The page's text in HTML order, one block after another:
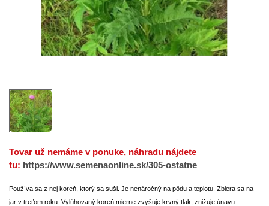
Tovar už nemáme v ponuke, náhradu nájdete
tu: https://www.semenaonline.sk/305-ostatne
Používa sa z nej koreň, ktorý sa suši. Je nenáročný na pôdu a teplotu. Zbiera sa na
jar v treťom roku. Vylúhovaný koreň mierne zvyšuje krvný tlak, znižuje únavu